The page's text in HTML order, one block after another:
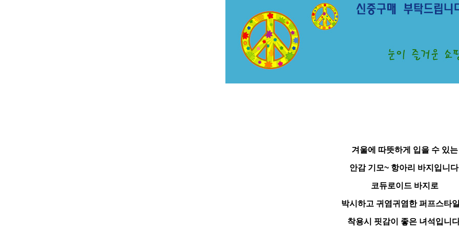
겨울에 따뜻하게 입을 수 있는
안감 기모~ 항아리 바지입니
코듀로이드 바지로
박시하고 귀염귀염한 퍼프스타
착용시 핏감이 좋은 녀석입니